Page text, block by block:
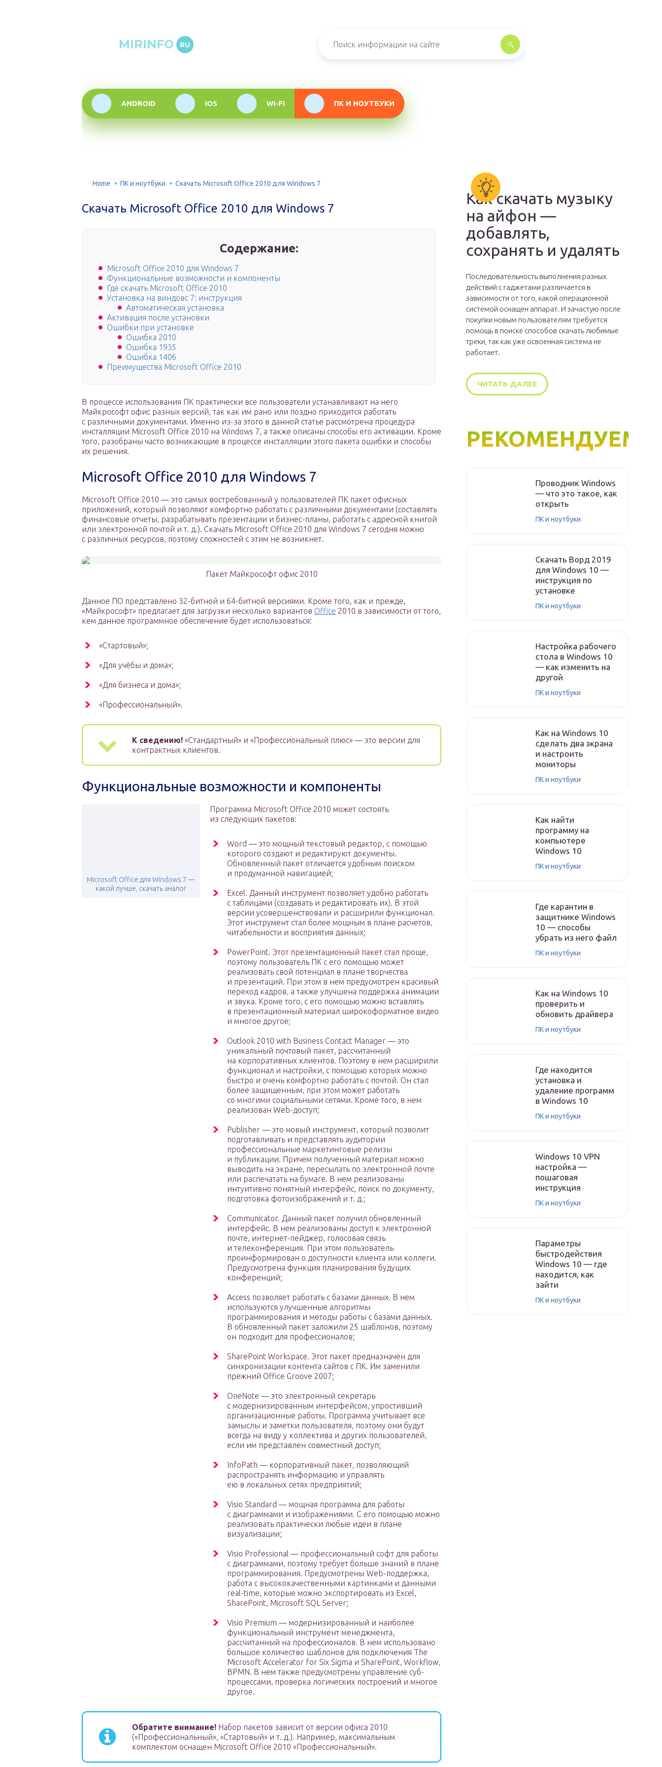
MIRINFO RU
ANDROID IOS WI-FI ПК И НОУТБУКИ
Home ПК и ноутбуки Скачать Microsoft Office 2010 для Windows 7
Скачать Microsoft Office 2010 для Windows 7
Содержание:
Microsoft Office 2010 для Windows 7
Функциональные возможности и компоненты
Где скачать Microsoft Office 2010
Установка на виндовс 7: инструкция
Автоматическая установка
Активация после установки
Ошибки при установке
Ошибка 2010
Ошибка 1935
Ошибка 1406
Преимущества Microsoft Office 2010
В процессе использования ПК практически все пользователи устанавливают на него
Майкрософт офис разных версий, так как им рано или поздно приходится работать
с различными документами. Именно из-за этого в данной статье рассмотрена процедура
инсталляции Microsoft Office 2010 на Windows 7, а также описаны способы его активации. Кроме
того, разобраны часто возникающие в процессе инсталляции этого пакета ошибки и способы
их решения.
Microsoft Office 2010 для Windows 7
Microsoft Office 2010 — это самых востребованный у пользователей ПК пакет офисных
приложений, который позволяют комфортно работать с различными документами (составлять
финансовые отчеты, разрабатывать презентации и бизнес-планы, работать с адресной книгой
или электронной почтой и т. д.). Скачать Microsoft Office 2010 для Windows 7 сегодня можно
с различных ресурсов, поэтому сложностей с этим не возникнет.
Пакет Майкрософт офис 2010
Данное ПО представлено 32-битной и 64-битной версиями. Кроме того, как и прежде,
«Майкрософт» предлагает для загрузки несколько вариантов Office 2010 в зависимости от того,
кем данное программное обеспечение будет использоваться:
«Стартовый»;
«Для учёбы и дома»;
«Для бизнеса и дома»;
«Профессиональный».
К сведению! «Стандартный» и «Профессиональный плюс» — это версии для
контрактных клиентов.
Функциональные возможности и компоненты
Microsoft Office для Windows 7 —
какой лучше, скачать аналог
Программа Microsoft Office 2010 может состоять
из следующих пакетов:
Word — это мощный текстовый редактор, с помощью
которого создают и редактируют документы.
Обновленный пакет отличается удобным поиском
и продуманной навигацией;
Excel. Данный инструмент позволяет удобно работать
с таблицами (создавать и редактировать их). В этой
версии усовершенствовали и расширили функционал.
Этот инструмент стал более мощным в плане расчетов,
читабельности и восприятия данных;
PowerPoint. Этот презентационный пакет стал проще,
поэтому пользователь ПК с его помощью может
реализовать свой потенциал в плане творчества
и презентаций. При этом в нем предусмотрен красивый
переход кадров, а также улучшена поддержка анимации
и звука. Кроме того, с его помощью можно вставлять
в презентационный материал широкоформатное видео
и многое другое;
Outlook 2010 with Business Contact Manager — это
уникальный почтовый пакет, рассчитанный
на корпоративных клиентов. Поэтому в нем расширили
функционал и настройки, с помощью которых можно
быстро и очень комфортно работать с почтой. Он стал
более защищенным, при этом может работать
со многими социальными сетями. Кроме того, в нем
реализован Web-доступ;
Publisher — это новый инструмент, который позволит
подготавливать и представлять аудитории
профессиональные маркетинговые релизы
и публикации. Причем полученный материал можно
выводить на экране, пересылать по электронной почте
или распечатать на бумаге. В нем реализованы
интуитивно понятный интерфейс, поиск по документу,
подготовка фотоизображений и т. д.;
Communicator. Данный пакет получил обновленный
интерфейс. В нем реализованы доступ к электронной
почте, интернет-пейджер, голосовая связь
и телеконференция. При этом пользователь
проинформирован о доступности клиента или коллеги.
Предусмотрена функция планирования будущих
конференций;
Access позволяет работать с базами данных. В нем
используются улучшенные алгоритмы
программирования и методы работы с базами данных.
В обновленный пакет заложили 25 шаблонов, поэтому
он подходит для профессионалов;
SharePoint Workspace. Этот пакет предназначен для
синхронизации контента сайтов с ПК. Им заменили
прежний Office Groove 2007;
OneNote — это электронный секретарь
с модернизированным интерфейсом, упростивший
организационные работы. Программа учитывает все
замыслы и заметки пользователя, поэтому они будут
всегда на виду у коллектива и других пользователей,
если им представлен совместный доступ;
InfoPath — корпоративный пакет, позволяющий
распространять информацию и управлять
ею в локальных сетях предприятий;
Visio Standard — мощная программа для работы
с диаграммами и изображениями. С его помощью можно
реализовать практически любые идеи в плане
визуализации;
Visio Professional — профессиональный софт для работы
с диаграммами, поэтому требует больше знаний в плане
программирования. Предусмотрены Web-поддержка,
работа с высококачественными картинками и данными
real-time, которые можно экспортировать из Excel,
SharePoint, Microsoft SQL Server;
Visio Premium — модернизированный и наиболее
функциональный инструмент менеджмента,
рассчитанный на профессионалов. В нем использовано
большое количество шаблонов для подключения The
Microsoft Accelerator for Six Sigma и SharePoint, Workflow,
BPMN. В нем также предусмотрены управление суб-
процессами, проверка логических построений и многое
другое.
Обратите внимание! Набор пакетов зависит от версии офиса 2010
(«Профессиональный», «Стартовый» и т. д.). Например, максимальным
комплектом оснащен Microsoft Office 2010 «Профессиональный».
Как скачать музыку
на айфон —
добавлять,
сохранять и удалять
Последовательность выполнения разных
действий с гаджетами различается в
зависимости от того, какой операционной
системой оснащен аппарат. И зачастую после
покупки новым пользователям требуется
помощь в поиске способов скачать любимые
треки, так как уже освоенная система не
работает.
ЧИТАТЬ ДАЛЕЕ
РЕКОМЕНДУЕМ
Проводник Windows
— что это такое, как
открыть
ПК и ноутбуки
Скачать Ворд 2019
для Windows 10 —
инструкция по
установке
ПК и ноутбуки
Настройка рабочего
стола в Windows 10
— как изменить на
другой
ПК и ноутбуки
Как на Windows 10
сделать два экрана
и настроить
мониторы
ПК и ноутбуки
Как найти
программу на
компьютере
Windows 10
ПК и ноутбуки
Где карантин в
защитнике Windows
10 — способы
убрать из него файл
ПК и ноутбуки
Как на Windows 10
проверить и
обновить драйвера
ПК и ноутбуки
Где находится
установка и
удаление программ
в Windows 10
ПК и ноутбуки
Windows 10 VPN
настройка —
пошаговая
инструкция
ПК и ноутбуки
Параметры
быстродействия
Windows 10 — где
находится, как
зайти
ПК и ноутбуки